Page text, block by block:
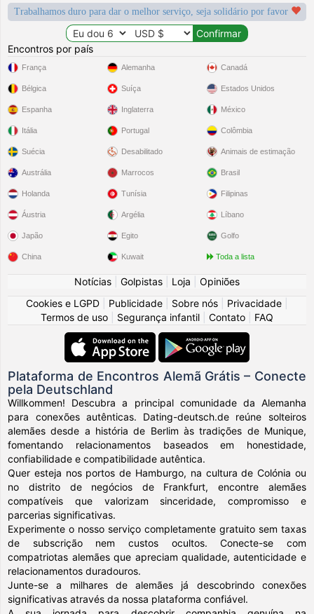
Trabalhamos duro para dar o melhor serviço, seja solidário por favor
Encontros por país
França
Bélgica
Espanha
Itália
Suécia
Alemanha
Suíça
Inglaterra
Portugal
Desabilitado
Canadá
Estados Unidos
México
Colômbia
Animais de estimação
Austrália
Holanda
Áustria
Japão
China
Marrocos
Tunísia
Argélia
Egito
Kuwait
Brasil
Filipinas
Líbano
Golfo
Toda a lista
Notícias Golpistas Loja
Opiniões
Cookies e LGPD
Publicidade Sobre nós Privacidade
Termos de uso
Segurança infantil Contato FAQ
Plataforma de Encontros Alemã Grátis – Conecte
pela Deutschland
Willkommen! Descubra a principal comunidade da Alemanha
para conexões autênticas. Dating-deutsch.de reúne solteiros
alemães desde a história de Berlim às tradições de Munique,
fomentando relacionamentos baseados em honestidade,
confiabilidade e compatibilidade autêntica.
Quer esteja nos portos de Hamburgo, na cultura de Colónia ou
no distrito de negócios de Frankfurt, encontre alemães
compatíveis que valorizam sinceridade, compromisso e
parcerias significativas.
Experimente o nosso serviço completamente gratuito sem taxas
de subscrição nem custos ocultos. Conecte-se com
compatriotas alemães que apreciam qualidade, autenticidade e
relacionamentos duradouros.
Junte-se a milhares de alemães já descobrindo conexões
significativas através da nossa plataforma confiável.